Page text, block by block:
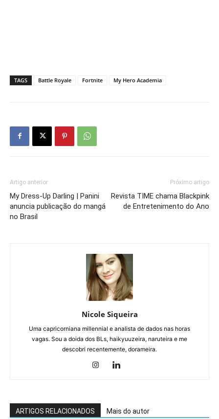
TAGS Battle Royale Fortnite My Hero Academia
Artigo anterior
My Dress-Up Darling | Panini
anuncia publicação do mangá
no Brasil
Próximo artigo
Revista TIME chama Blackpink
de Entretenimento do Ano
Nicole Siqueira
Uma capricorniana millennial e analista de dados nas horas
vagas. Sou a doida dos BLs, haikyuuzeira, naruteira e me
descobri recentemente, dorameira.
ARTIGOS RELACIONADOS Mais do autor